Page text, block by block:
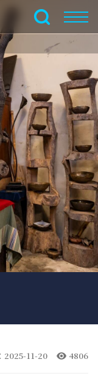
全文檢索
2025-11-20 4806